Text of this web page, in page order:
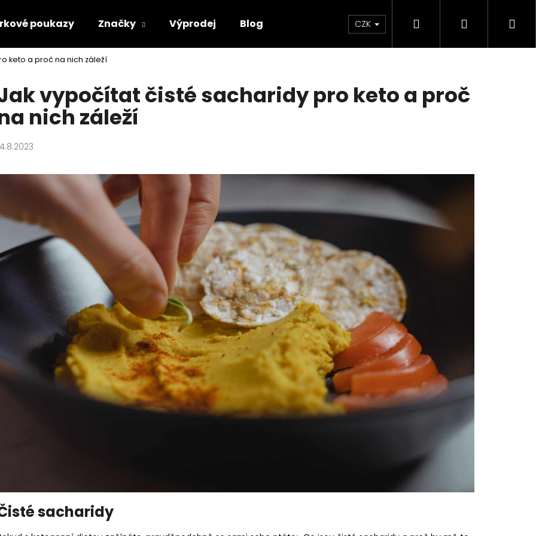
poukazy Značky Výprodej Blog CZK Hledat Přihlášení
keto a proč na nich záleží
vypočítat čisté sacharidy pro keto a proč
nich záleží
sacharidy
Co potřebujete najít?